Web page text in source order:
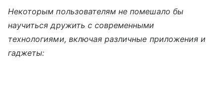
Некоторым пользователям не помешало бы
научиться дружить с современными
технологиями, включая различные приложения и
гаджеты: